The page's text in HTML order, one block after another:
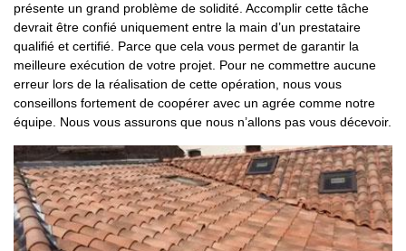
présente un grand problème de solidité. Accomplir cette tâche
devrait être confié uniquement entre la main d’un prestataire
qualifié et certifié. Parce que cela vous permet de garantir la
meilleure exécution de votre projet. Pour ne commettre aucune
erreur lors de la réalisation de cette opération, nous vous
conseillons fortement de coopérer avec un agrée comme notre
équipe. Nous vous assurons que nous n’allons pas vous décevoir.